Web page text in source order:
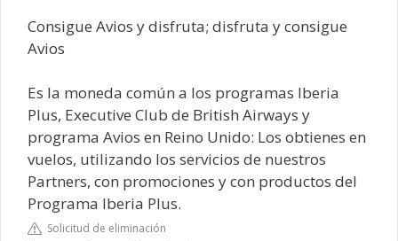
Consigue Avios y disfruta; disfruta y consigue
Avios
Es la moneda común a los programas Iberia
Plus, Executive Club de British Airways y
programa Avios en Reino Unido: Los obtienes en
vuelos, utilizando los servicios de nuestros
Partners, con promociones y con productos del
Programa Iberia Plus.
Solicitud de eliminación